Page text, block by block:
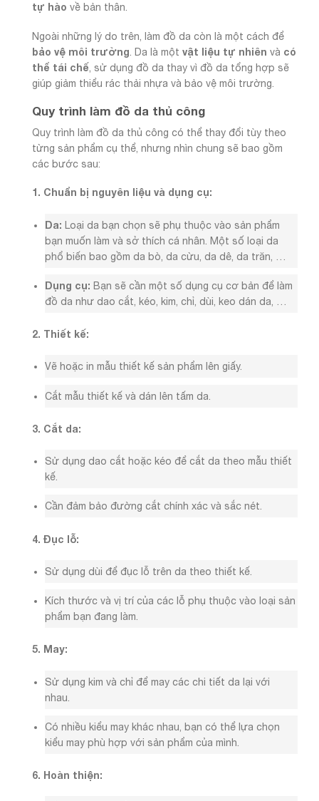
tự hào về bản thân.
Ngoài những lý do trên, làm đồ da còn là một cách để
bảo vệ môi trường . Da là một vật liệu tự nhiên và có
thể tái chế , sử dụng đồ da thay vì đồ da tổng hợp sẽ
giúp giảm thiểu rác thải nhựa và bảo vệ môi trường.
Quy trình làm đồ da thủ công
Quy trình làm đồ da thủ công có thể thay đổi tùy theo
từng sản phẩm cụ thể, nhưng nhìn chung sẽ bao gồm
các bước sau:
1. Chuẩn bị nguyên liệu và dụng cụ:
Da: Loại da bạn chọn sẽ phụ thuộc vào sản phẩm
bạn muốn làm và sở thích cá nhân. Một số loại da
phổ biến bao gồm da bò, da cừu, da dê, da trăn, …
Dụng cụ: Bạn sẽ cần một số dụng cụ cơ bản để làm
đồ da như dao cắt, kéo, kim, chỉ, dùi, keo dán da, …
2. Thiết kế:
Vẽ hoặc in mẫu thiết kế sản phẩm lên giấy.
Cắt mẫu thiết kế và dán lên tấm da.
3. Cắt da:
Sử dụng dao cắt hoặc kéo để cắt da theo mẫu thiết
kế.
Cần đảm bảo đường cắt chính xác và sắc nét.
4. Đục lỗ:
Sử dụng dùi để đục lỗ trên da theo thiết kế.
Kích thước và vị trí của các lỗ phụ thuộc vào loại sản
phẩm bạn đang làm.
5. May:
Sử dụng kim và chỉ để may các chi tiết da lại với
nhau.
Có nhiều kiểu may khác nhau, bạn có thể lựa chọn
kiểu may phù hợp với sản phẩm của mình.
6. Hoàn thiện: